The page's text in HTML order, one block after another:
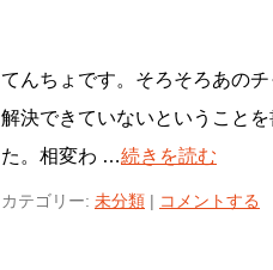
てんちょです。そろそろあの
解決できていないということ
た。相変わ …続きを読む
カテゴリー: 未分類 | コメントする